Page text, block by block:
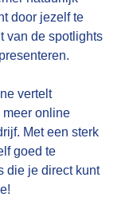
door jezelf te
van de spotlights
vertelt
meer online
Met een sterk
goed te
die je direct kunt